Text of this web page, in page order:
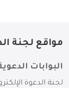
مواقع لجنة
البوابات
لجنة الدعوة